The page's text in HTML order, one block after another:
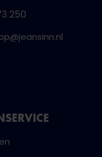
250